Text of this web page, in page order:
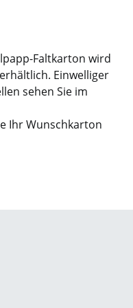
Faltkarton wird
Einwelliger
sehen Sie im
Ihr Wunschkarton